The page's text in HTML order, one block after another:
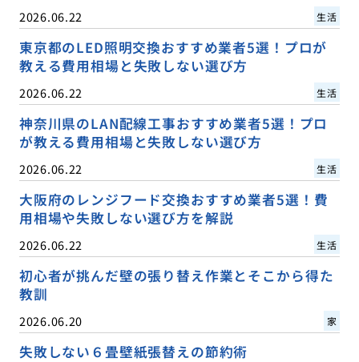
2026.06.22 生活
東京都のLED照明交換おすすめ業者5選！プロが
教える費用相場と失敗しない選び方
2026.06.22 生活
神奈川県のLAN配線工事おすすめ業者5選！プロ
が教える費用相場と失敗しない選び方
2026.06.22 生活
大阪府のレンジフード交換おすすめ業者5選！費
用相場や失敗しない選び方を解説
2026.06.22 生活
初心者が挑んだ壁の張り替え作業とそこから得た
教訓
2026.06.20 家
失敗しない６畳壁紙張替えの節約術